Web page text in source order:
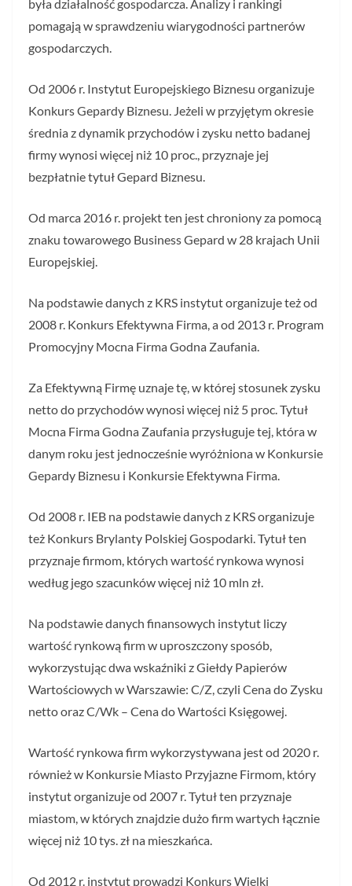
była działalność gospodarcza. Analizy i rankingi
pomagają w sprawdzeniu wiarygodności partnerów
gospodarczych.
Od 2006 r. Instytut Europejskiego Biznesu organizuje
Konkurs Gepardy Biznesu. Jeżeli w przyjętym okresie
średnia z dynamik przychodów i zysku netto badanej
firmy wynosi więcej niż 10 proc., przyznaje jej
bezpłatnie tytuł Gepard Biznesu.
Od marca 2016 r. projekt ten jest chroniony za pomocą
znaku towarowego Business Gepard w 28 krajach Unii
Europejskiej.
Na podstawie danych z KRS instytut organizuje też od
2008 r. Konkurs Efektywna Firma, a od 2013 r. Program
Promocyjny Mocna Firma Godna Zaufania.
Za Efektywną Firmę uznaje tę, w której stosunek zysku
netto do przychodów wynosi więcej niż 5 proc. Tytuł
Mocna Firma Godna Zaufania przysługuje tej, która w
danym roku jest jednocześnie wyróżniona w Konkursie
Gepardy Biznesu i Konkursie Efektywna Firma.
Od 2008 r. IEB na podstawie danych z KRS organizuje
też Konkurs Brylanty Polskiej Gospodarki. Tytuł ten
przyznaje firmom, których wartość rynkowa wynosi
według jego szacunków więcej niż 10 mln zł.
Na podstawie danych finansowych instytut liczy
wartość rynkową firm w uproszczony sposób,
wykorzystując dwa wskaźniki z Giełdy Papierów
Wartościowych w Warszawie: C/Z, czyli Cena do Zysku
netto oraz C/Wk – Cena do Wartości Księgowej.
Wartość rynkowa firm wykorzystywana jest od 2020 r.
również w Konkursie Miasto Przyjazne Firmom, który
instytut organizuje od 2007 r. Tytuł ten przyznaje
miastom, w których znajdzie dużo firm wartych łącznie
więcej niż 10 tys. zł na mieszkańca.
Od 2012 r. instytut prowadzi Konkurs Wielki